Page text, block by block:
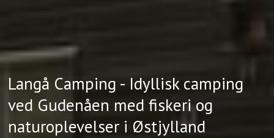
Langå Camping - Idyllisk camping
ved Gudenåen med fiskeri og
naturoplevelser i Østjylland